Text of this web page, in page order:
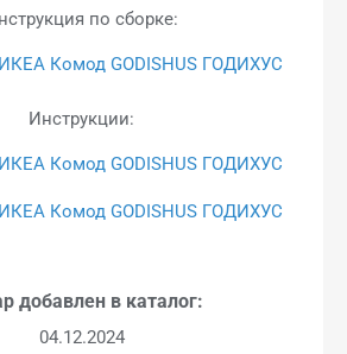
по сборке:
ИКЕА Комод GODISHUS ГОДИХУС
Инструкции:
ИКЕА Комод GODISHUS ГОДИХУС
ИКЕА Комод GODISHUS ГОДИХУС
добавлен в каталог:
04.12.2024